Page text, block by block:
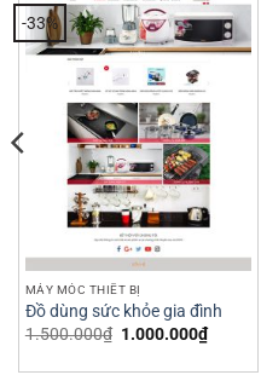
-33%
MÁY MÓC THIẾT BỊ
Đồ dùng sức khỏe gia đình
1.500.000₫ Giá
1.000.000₫Giá
hiện